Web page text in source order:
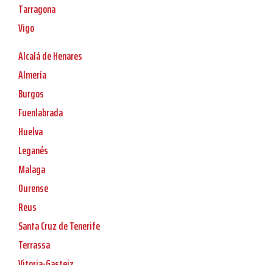
Tarragona
Vigo
Alcalá de Henares
Almería
Burgos
Fuenlabrada
Huelva
Leganés
Malaga
Ourense
Reus
Santa Cruz de Tenerife
Terrassa